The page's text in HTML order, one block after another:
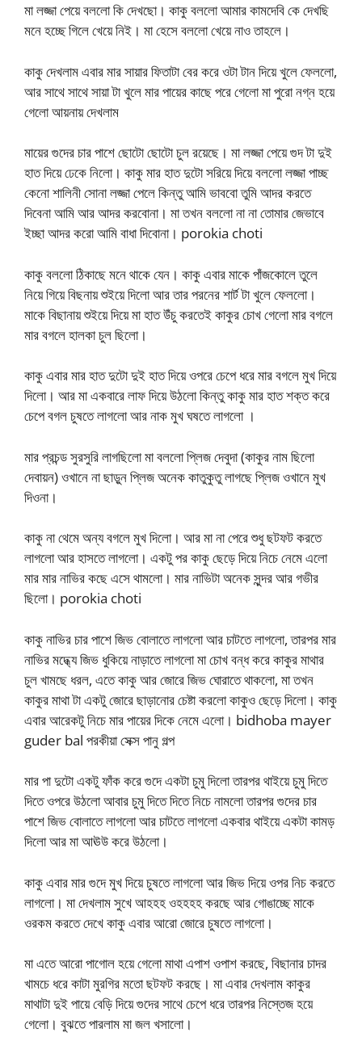
মা লজ্জা পেয়ে বললো কি দেখছো। কাকু বললো আমার কামদেবি কে দেখছি
মনে হচ্ছে গিলে খেয়ে নিই। মা হেসে বললো খেয়ে নাও তাহলে।
কাকু দেখলাম এবার মার সায়ার ফিতাটা বের করে ওটা টান দিয়ে খুলে ফেললো,
আর সাথে সাথে সায়া টা খুলে মার পায়ের কাছে পরে গেলো মা পুরো নগ্ন হয়ে
গেলো আয়নায় দেখলাম
মায়ের গুদের চার পাশে ছোটো ছোটো চুল রয়েছে। মা লজ্জা পেয়ে গুদ টা দুই
হাত দিয়ে ঢেকে নিলো। কাকু মার হাত দুটো সরিয়ে দিয়ে বললো লজ্জা পাচ্ছ
কেনো শালিনী সোনা লজ্জা পেলে কিন্তু আমি ভাববো তুমি আদর করতে
দিবেনা আমি আর আদর করবোনা। মা তখন বললো না না তোমার জেভাবে
ইচ্ছা আদর করো আমি বাধা দিবোনা। porokia choti
কাকু বললো ঠিকাছে মনে থাকে যেন। কাকু এবার মাকে পাঁজকোলে তুলে
নিয়ে গিয়ে বিছনায় শুইয়ে দিলো আর তার পরনের শার্ট টা খুলে ফেললো।
মাকে বিছানায় শুইয়ে দিয়ে মা হাত উঁচু করতেই কাকুর চোখ গেলো মার বগলে
মার বগলে হালকা চুল ছিলো।
কাকু এবার মার হাত দুটো দুই হাত দিয়ে ওপরে চেপে ধরে মার বগলে মুখ দিয়ে
দিলো। আর মা একবারে লাফ দিয়ে উঠলো কিন্তু কাকু মার হাত শক্ত করে
চেপে বগল চুষতে লাগলো আর নাক মুখ ঘষতে লাগলো ।
মার প্রচন্ড সুরসুরি লাগছিলো মা বললো প্লিজ দেবুদা (কাকুর নাম ছিলো
দেবায়ন) ওখানে না ছাড়ুন প্লিজ অনেক কাতুকুতু লাগছে প্লিজ ওখানে মুখ
দিওনা।
কাকু না থেমে অন্য বগলে মুখ দিলো। আর মা না পেরে শুধু ছটফট করতে
লাগলো আর হাসতে লাগলো। একটু পর কাকু ছেড়ে দিয়ে নিচে নেমে এলো
মার মার নাভির কছে এসে থামলো। মার নাভিটা অনেক সুন্দর আর গভীর
ছিলো। porokia choti
কাকু নাভির চার পাশে জিভ বোলাতে লাগলো আর চাটতে লাগলো, তারপর মার
নাভির মদ্ধ্যে জিভ ধুকিয়ে নাড়াতে লাগলো মা চোখ বন্ধ করে কাকুর মাথার
চুল খামছে ধরল, এতে কাকু আর জোরে জিভ ঘোরাতে থাকলো, মা তখন
কাকুর মাথা টা একটু জোরে ছাড়ানোর চেষ্টা করলো কাকুও ছেড়ে দিলো। কাকু
এবার আরেকটু নিচে মার পায়ের দিকে নেমে এলো। bidhoba mayer
guder bal পরকীয়া সেক্স পানু গল্প
মার পা দুটো একটু ফাঁক করে গুদে একটা চুমু দিলো তারপর থাইয়ে চুমু দিতে
দিতে ওপরে উঠলো আবার চুমু দিতে দিতে নিচে নামলো তারপর গুদের চার
পাশে জিভ বোলাতে লাগলো আর চাটতে লাগলো একবার থাইয়ে একটা কামড়
দিলো আর মা আঊউ করে উঠলো।
কাকু এবার মার গুদে মুখ দিয়ে চুষতে লাগলো আর জিভ দিয়ে ওপর নিচ করতে
লাগলো। মা দেখলাম সুখে আহহহ ওহহহহ করছে আর গোঙাচ্ছে মাকে
ওরকম করতে দেখে কাকু এবার আরো জোরে চুষতে লাগলো।
মা এতে আরো পাগোল হয়ে গেলো মাথা এপাশ ওপাশ করছে, বিছানার চাদর
খামচে ধরে কাটা মুরগির মতো ছটফট করছে। মা এবার দেখলাম কাকুর
মাথাটা দুই পায়ে বেড়ি দিয়ে গুদের সাথে চেপে ধরে তারপর নিস্তেজ হয়ে
গেলো। বুঝতে পারলাম মা জল খসালো।